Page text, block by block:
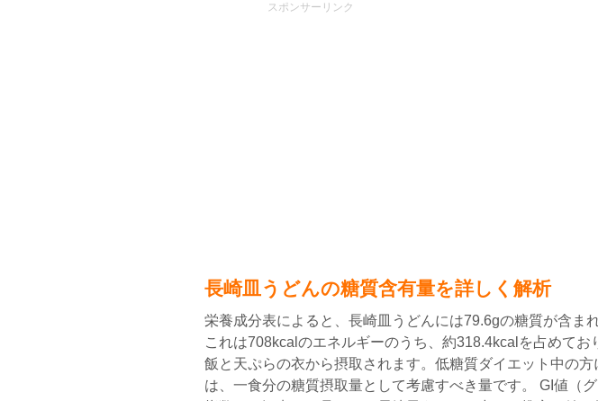
スポンサーリンク
長崎皿うどんの糖質含有量を詳しく解析
栄養成分表によると、長崎皿うどんには79.6gの糖質が含ま
これは708kcalのエネルギーのうち、約318.4kcalを占めてお
飯と天ぷらの衣から摂取されます。低糖質ダイエット中の方
は、一食分の糖質摂取量として考慮すべき量です。 GI値（